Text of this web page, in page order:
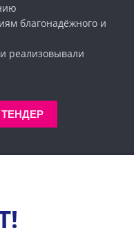
благонадёжного и
реализовывали